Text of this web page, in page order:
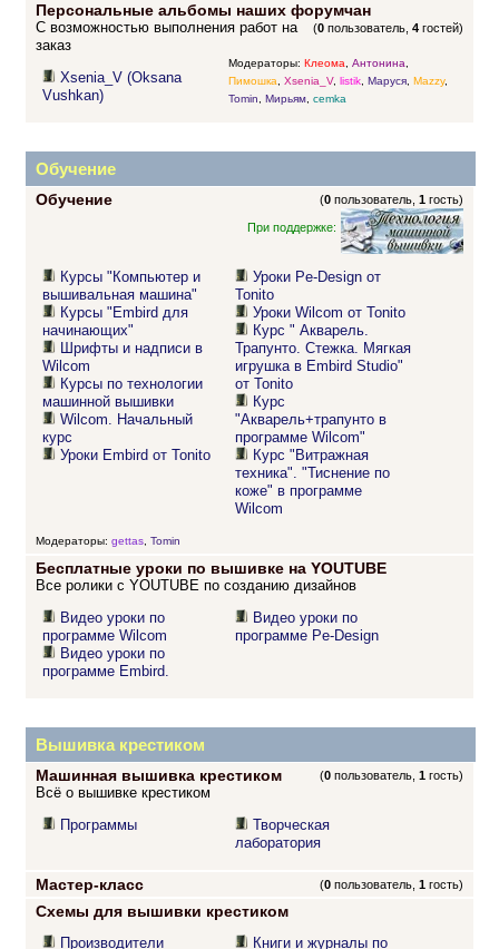
Персональные альбомы наших форумчан
(0 пользователь,4 гостей)
С возможностью выполнения работ на
заказ
Xsenia_V (Oksana
Vushkan)
Модераторы: Клеома, Антонина,
Пимошка, Xsenia_V, listik, Маруся, Mazzy,
Tomin, Мирьям, cemka
Обучение
Обучение (0 пользователь,1 гость)
При поддержке:
Курсы "Компьютер и
вышивальная машина"
Курсы "Embird для
начинающих"
Шрифты и надписи в
Wilcom
Курсы по технологии
машинной вышивки
Wilcom. Начальный
курс
Уроки Embird от Tonito
Уроки Pe-Design от
Tonito
Уроки Wilcom от Tonito
Курс " Акварель.
Трапунто. Стежка. Мягкая
игрушка в Embird Studio"
от Tonito
Курс
"Акварель+трапунто в
программе Wilcom"
Курс "Витражная
техника". "Тиснение по
коже" в программе
Wilcom
Модераторы: gettas, Tomin
Бесплатные уроки по вышивке на YOUTUBE
Все ролики с YOUTUBE по созданию дизайнов
Видео уроки по
программе Wilcom
Видео уроки по
программе Embird.
Видео уроки по
программе Pe-Design
Вышивка крестиком
Машинная вышивка крестиком (0 пользователь,1 гость)
Всё о вышивке крестиком
Программы
Творческая
лаборатория
Мастер-класс (0 пользователь,1 гость)
Схемы для вышивки крестиком
Производители Книги и журналы по